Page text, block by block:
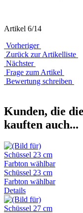
Artikel 6/14
Vorheriger
Zurück zur Artikelliste
Nächster
Frage zum Artikel
Bewertung schreiben
Kunden, die
kauften auch...
Schüssel 23 cm
Farbton wählbar
Details